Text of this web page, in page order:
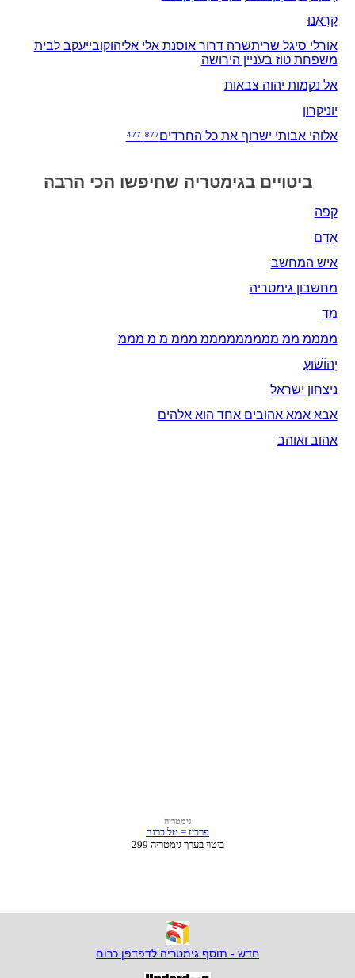
קָרְאֵנוּ
אורלי סיגל שריתשרה דרור אוסנת אלי אליהוקובייעקב לבית
משפחת טוז בעניין הירושה
אל נקמות יהוה צבאות
יוניקרון
אלוהי אבותי ישרוף את כל החרדים⁸⁷⁷ ⁴⁷⁷
ביטויים בגימטריה שחיפשו הכי הרבה
קפה
אָדָם‎
איש המחשב
מחשבון גימטריה
מד
ממממ ממ מממממממממ מממ מ מ מממ
יְהוֹשׁוּעַ
ניצחון ישראל
אבא אמא אהובים אחד הוא אלהים
אהוב ואוהב
חדש - תוסף גימטריה לדפדפן כרום